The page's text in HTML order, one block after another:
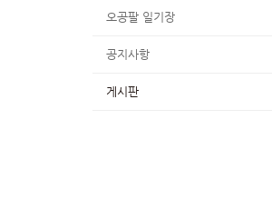
오공팔 일기장
공지사항
게시판